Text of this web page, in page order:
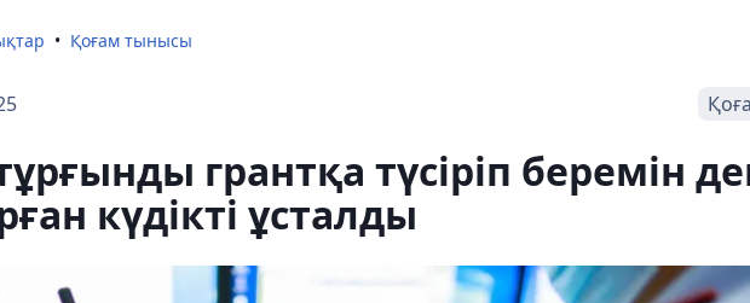
Қоғам тынысы
грантқа түсіріп беремін
күдікті ұсталды